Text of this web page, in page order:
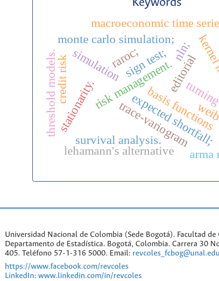
editorial
expected shortfall;
nln;
raroc;
risk management.basis functions
simulation
trace-variogram
monte carlo simulation;
sign test;
stationarity.
lehamann's alternative
survival analysis.
macroeconomic time
threshold models.
arma
credit risk
Universidad Nacional de Colombia (Sede Bogotá). Facultad de
Departamento de Estadística. Bogotá, Colombia. Carrera 30
405. Teléfono 57-1-316 5000. Email:
https://www.facebook.com/revcoles
LinkedIn: www.linkedin.com/in/revcoles